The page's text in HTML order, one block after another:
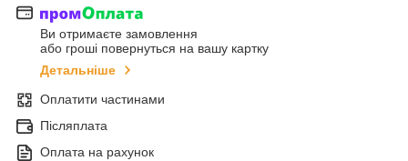
Ви отримаєте замовлення
або гроші повернуться на вашу картку
Детальніше
Оплатити частинами
Післяплата
Оплата на рахунок